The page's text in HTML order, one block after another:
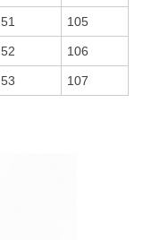
51 105
52 106
53 107